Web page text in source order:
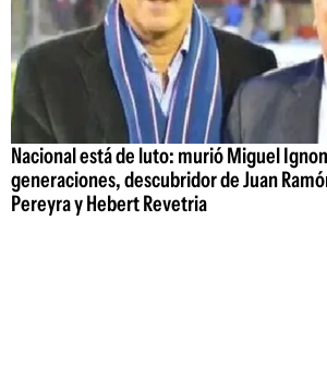
Nacional está de luto: murió Miguel
generaciones, descubridor de Juan
Pereyra y Hebert Revetria